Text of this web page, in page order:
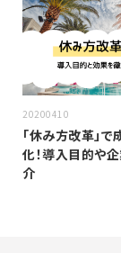
20200410
「休み方改革」
化！導入目的や
介